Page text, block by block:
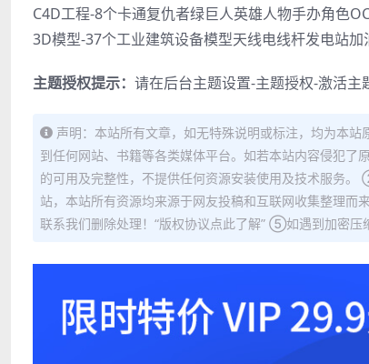
C4D工程-8个卡通复仇者绿巨人英雄人物手办角色
3D模型-37个工业建筑设备模型天线电线杆发电站加
主题授权提示： 请在后台主题设置-主题授权-激活主
声明：本站所有文章，如无特殊说明或标注，均为本
到任何网站、书籍等各类媒体平台。如若本站内容侵犯
的可用及完整性，不提供任何资源安装使用及技术服务
站，本站所有资源均来源于网友投稿和互联网收集整理
联系我们删除处理！“版权协议点此了解” ⑤如遇到加密